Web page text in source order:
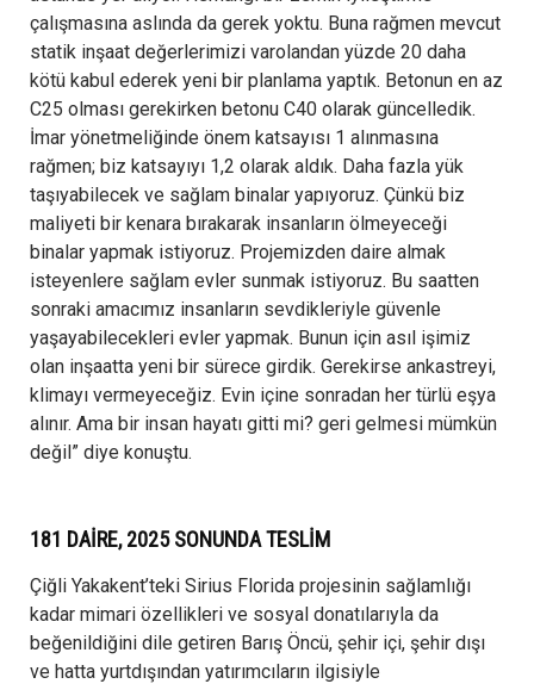
çalışmasına aslında da gerek yoktu. Buna rağmen mevcut
statik inşaat değerlerimizi varolandan yüzde 20 daha
kötü kabul ederek yeni bir planlama yaptık. Betonun en az
C25 olması gerekirken betonu C40 olarak güncelledik.
İmar yönetmeliğinde önem katsayısı 1 alınmasına
rağmen; biz katsayıyı 1,2 olarak aldık. Daha fazla yük
taşıyabilecek ve sağlam binalar yapıyoruz. Çünkü biz
maliyeti bir kenara bırakarak insanların ölmeyeceği
binalar yapmak istiyoruz. Projemizden daire almak
isteyenlere sağlam evler sunmak istiyoruz. Bu saatten
sonraki amacımız insanların sevdikleriyle güvenle
yaşayabilecekleri evler yapmak. Bunun için asıl işimiz
olan inşaatta yeni bir sürece girdik. Gerekirse ankastreyi,
klimayı vermeyeceğiz. Evin içine sonradan her türlü eşya
alınır. Ama bir insan hayatı gitti mi? geri gelmesi mümkün
değil” diye konuştu.
181 DAİRE, 2025 SONUNDA TESLİM
Çiğli Yakakent’teki Sirius Florida projesinin sağlamlığı
kadar mimari özellikleri ve sosyal donatılarıyla da
beğenildiğini dile getiren Barış Öncü, şehir içi, şehir dışı
ve hatta yurtdışından yatırımcıların ilgisiyle